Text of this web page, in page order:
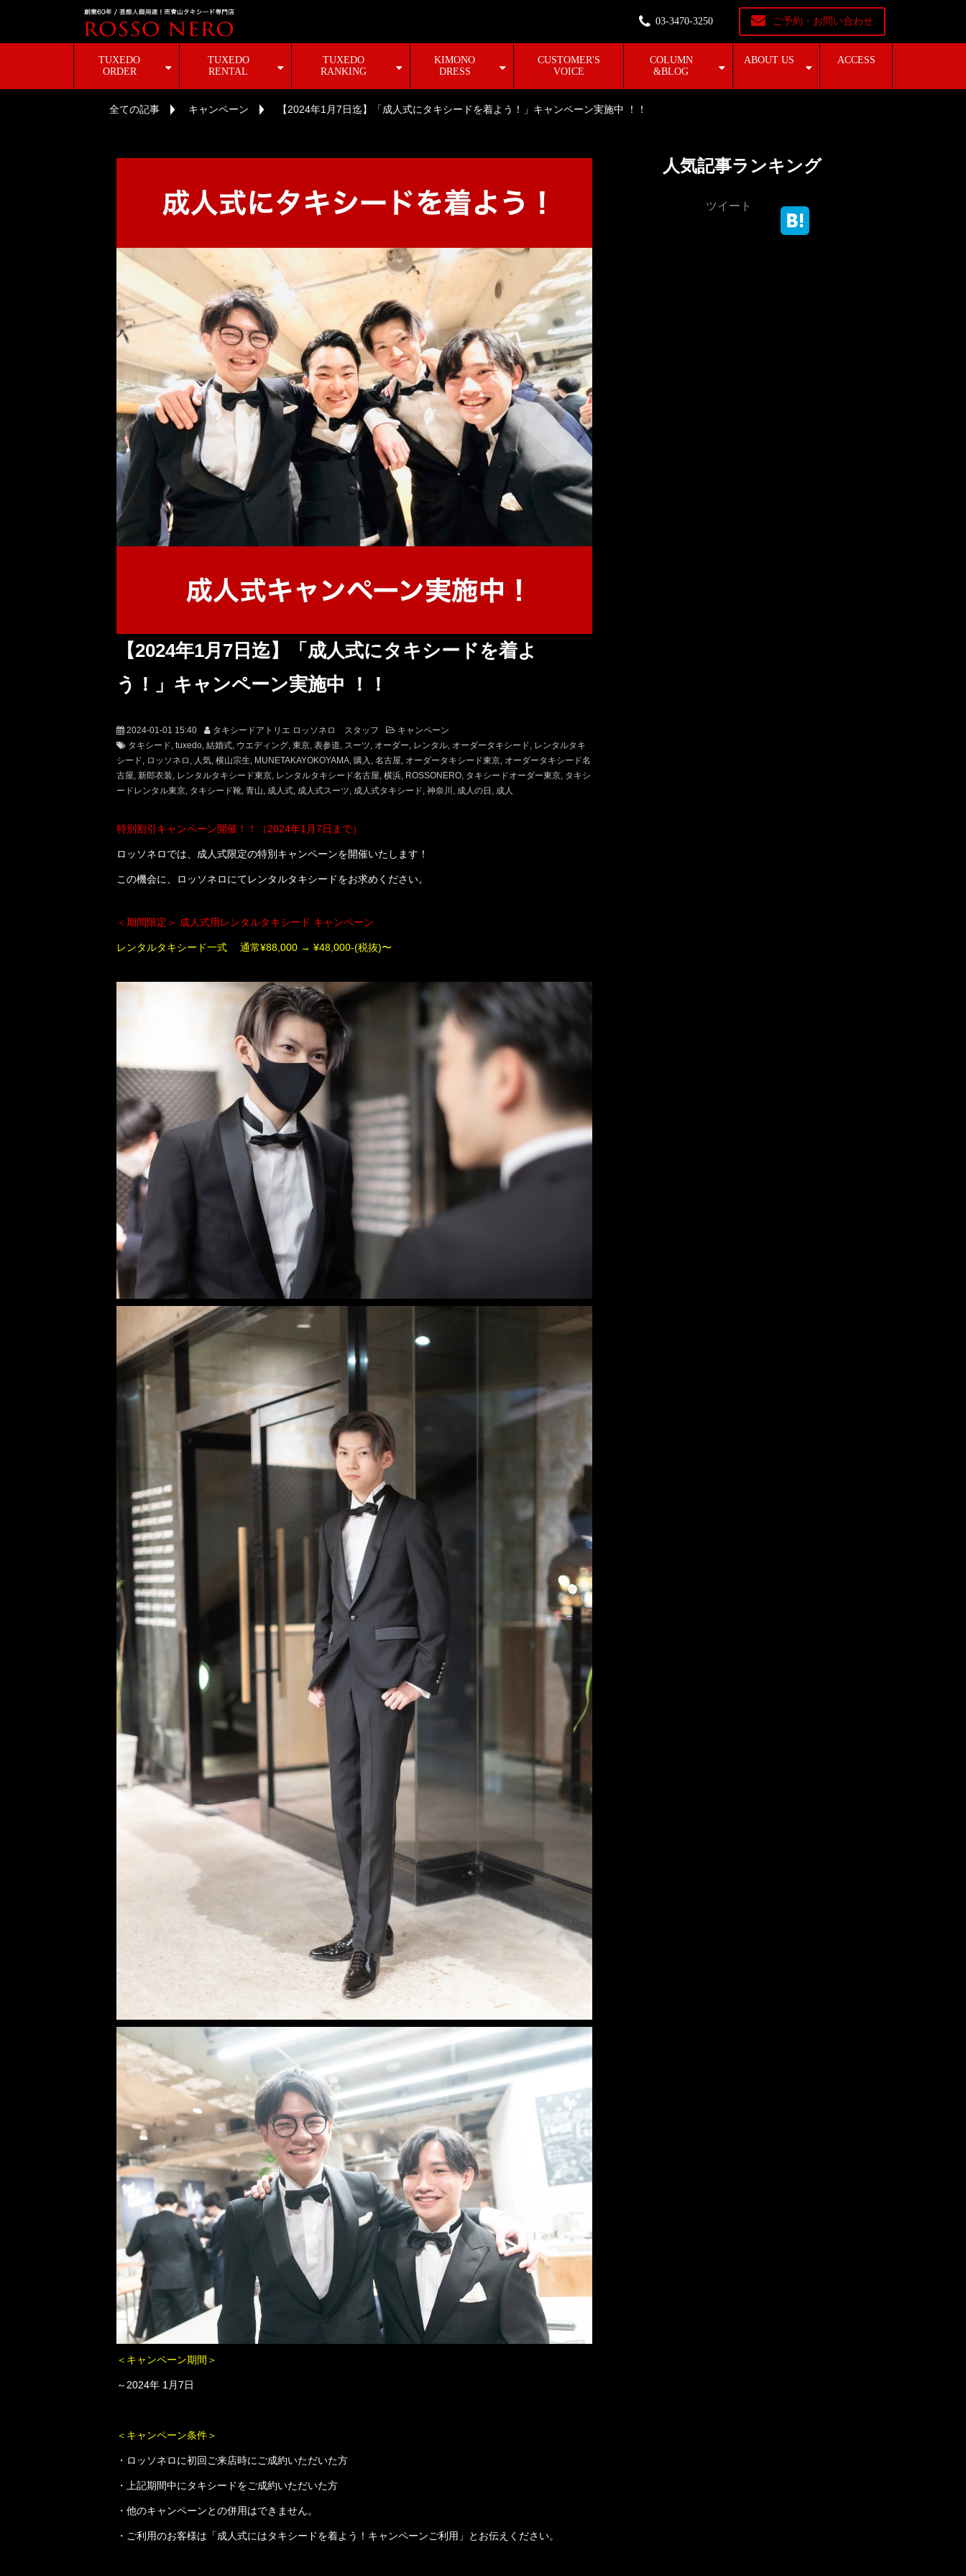
03-3470-3250 ご予約・お問い合わせ
TUXEDO
ORDER
TUXEDO
RENTAL
TUXEDO
RANKING
KIMONO
DRESS
CUSTOMER'S
VOICE
COLUMN
&BLOG
ABOUT US ACCESS
全ての記事 キャンペーン 【2024年1月7日迄】「成人式にタキシードを着よう！」キャンペーン実施中 ！！
【2024年1月7日迄】「成人式にタキシードを着よ
う！」キャンペーン実施中 ！！
2024-01-01 15:40 タキシードアトリエ ロッソネロ スタッフ
キャンペーン
タキシード tuxedo 結婚式 ウエディング 東京 表参道 スーツ オーダー レンタル オーダータキシード レンタルタキ
シード
ロッソネロ 人気 横山宗生 MUNETAKAYOKOYAMA 購入 名古屋 オーダータキシード東京 オーダータキシード名
古屋 新郎衣装 レンタルタキシード東京 レンタルタキシード名古屋 横浜 ROSSONERO タキシードオーダー東京 タキシ
ードレンタル東京 タキシード靴 青山 成人式 成人式スーツ 成人式タキシード 神奈川 成人の日 成人
特別割引キャンペーン開催！！（2024年1月7日まで）
ロッソネロでは、成人式限定の特別キャンペーンを開催いたします！
この機会に、ロッソネロにてレンタルタキシードをお求めください。
＜期間限定＞ 成人式用レンタルタキシード キャンペーン
レンタルタキシード一式 通常¥88,000 → ¥48,000-(税抜)〜
＜キャンペーン期間＞
～2024年 1月7日
＜キャンペーン条件＞
・ロッソネロに初回ご来店時にご成約いただいた方
・上記期間中にタキシードをご成約いただいた方
・他のキャンペーンとの併用はできません。
・ご利用のお客様は「成人式にはタキシードを着よう！キャンペーンご利用」とお伝えください。
人気記事ランキング
ツイート